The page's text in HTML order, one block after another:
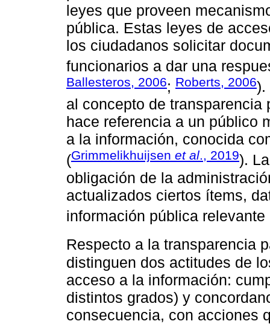
leyes que proveen
pública. Estas leyes de
los ciudadanos solicitar
funcionarios a dar una
Ballesteros, 2006; Roberts, 2006).
al concepto de
hace referencia a un público
a la información, conocida
(Grimmelikhuijsen et al., 2019).
obligación de la
actualizados ciertos ítems,
información pública relevante
Respecto a la transparencia
distinguen dos actitudes de
acceso a la información:
distintos grados) y
consecuencia, con acciones